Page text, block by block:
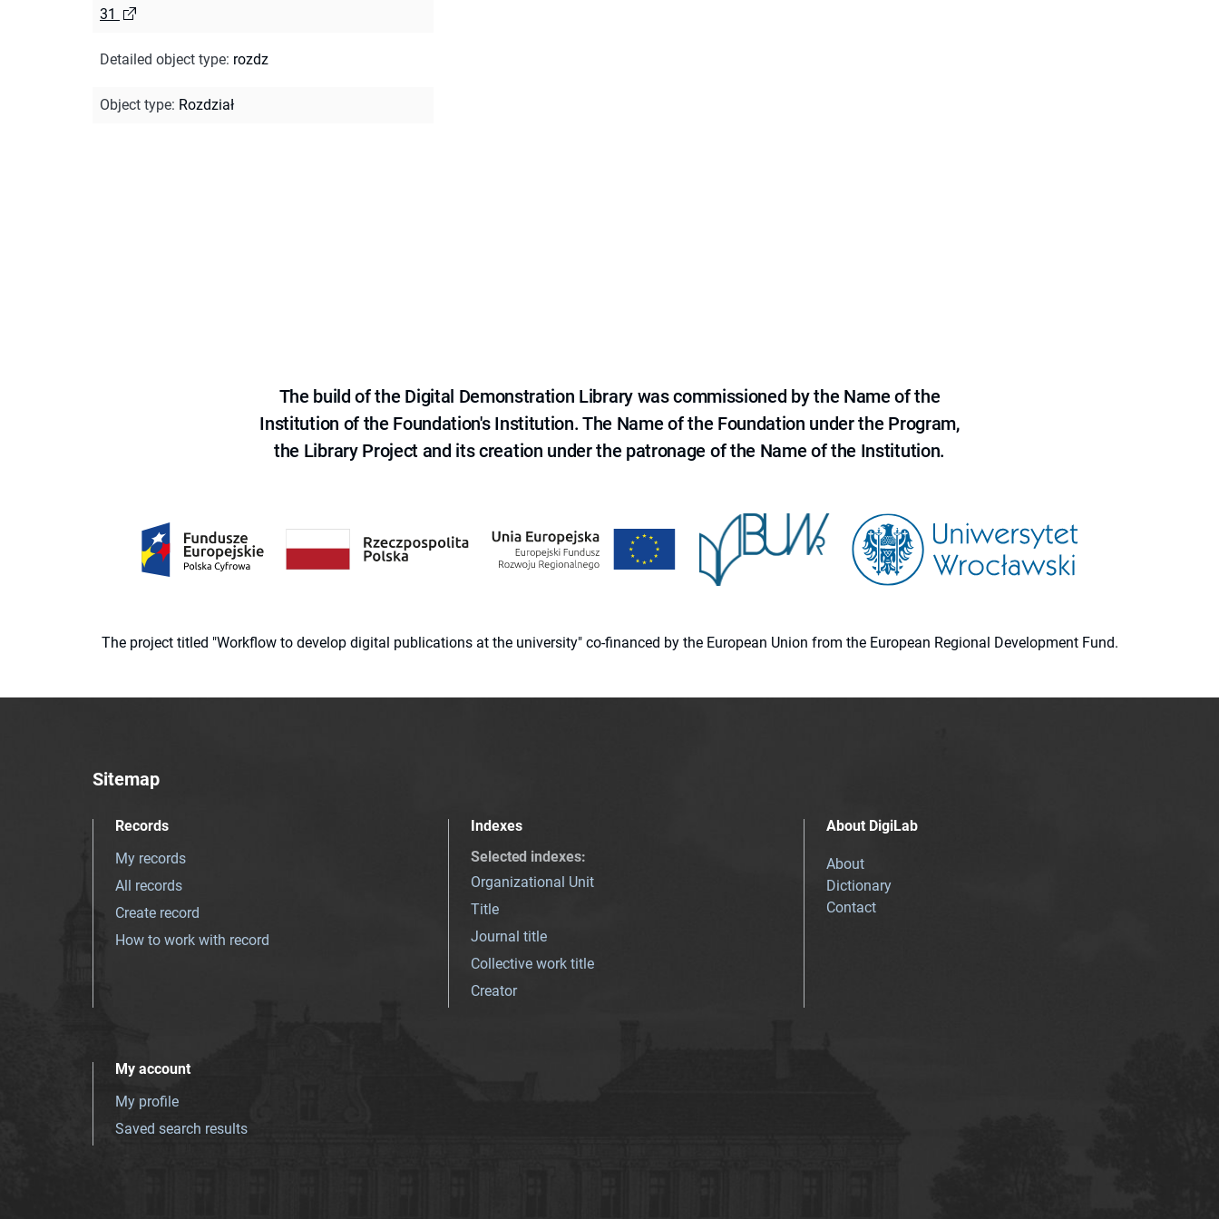
31
Detailed object type: rozdz
Object type: Rozdział
The build of the Digital Demonstration Library was commissioned by the Name of the
Institution of the Foundation's Institution. The Name of the Foundation under the Program,
the Library Project and its creation under the patronage of the Name of the Institution.
The project titled "Workflow to develop digital publications at the university" co-financed by the European Union from the European Regional Development Fund.
Sitemap
Records
My records
All records
Create record
How to work with record
Indexes
Selected indexes:
Organizational Unit
Title
Journal title
Collective work title
Creator
About DigiLab
About
Dictionary
Contact
My account
My profile
Saved search results